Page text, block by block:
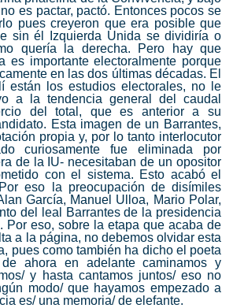
es pactar, pactó. Entonces pocos se
pues creyeron que era posible que
sin él Izquierda Unida se dividiría o
quería la derecha. Pero hay que
es importante electoralmente porque
en las dos últimas décadas. El
están los estudios electorales, no le
a la tendencia general del caudal
del total, que es anterior a su
Esta imagen de un Barrantes,
propia y, por lo tanto interlocutor
curiosamente fue eliminada por
de la IU- necesitaban de un opositor
con el sistema. Esto acabó el
eso la preocupación de disímiles
García, Manuel Ulloa, Mario Polar,
del leal Barrantes de la presidencia
Por eso, sobre la etapa que acaba de
a la página, no debemos olvidar esta
pues como también ha dicho el poeta
ahora en adelante caminamos y
y hasta cantamos juntos/ eso no
modo/ que hayamos empezado a
es/ una memoria/ de elefante.